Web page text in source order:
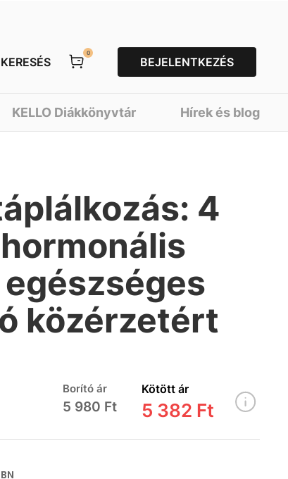
0
BEJELENTKEZÉS
KELLO Diákkönyvtár Hírek és blog
4
közérzetért
Borító ár
5 980 Ft
Kötött ár
5 382 Ft